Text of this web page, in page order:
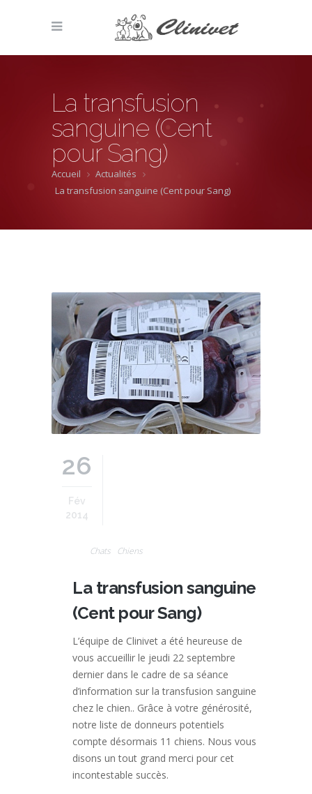
La transfusion
sanguine (Cent
pour Sang)
Accueil
Actualités
La transfusion sanguine (Cent pour Sang)
26
Fév
2014
Chats Chiens
La transfusion sanguine
(Cent pour Sang)
L’équipe de Clinivet a été heureuse de
vous accueillir le jeudi 22 septembre
dernier dans le cadre de sa séance
d’information sur la transfusion sanguine
chez le chien.. Grâce à votre générosité,
notre liste de donneurs potentiels
compte désormais 11 chiens. Nous vous
disons un tout grand merci pour cet
incontestable succès.